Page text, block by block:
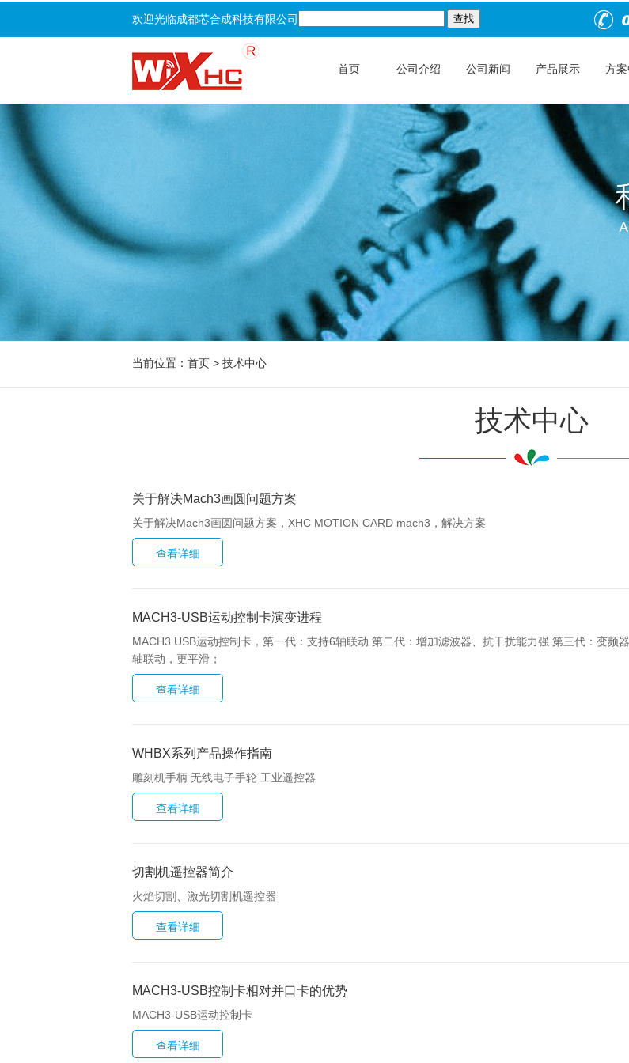
欢迎光临成都芯合成科技有限公司
首页 公司介绍 公司新闻 产品展示 方
当前位置： 首页 > 技术中心
技术中心
关于解决Mach3画圆问题方案
关于解决Mach3画圆问题方案，XHC MOTION CARD mach3，解决方案
MACH3-USB运动控制卡演变进程
MACH3 USB运动控制卡，第一代：支持6轴联动 第二代：增加滤波器、抗干扰能力强 第三代：变频
轴联动，更平滑；
WHBX系列产品操作指南
雕刻机手柄 无线电子手轮 工业遥控器
切割机遥控器简介
火焰切割、激光切割机遥控器
MACH3-USB控制卡相对并口卡的优势
MACH3-USB运动控制卡